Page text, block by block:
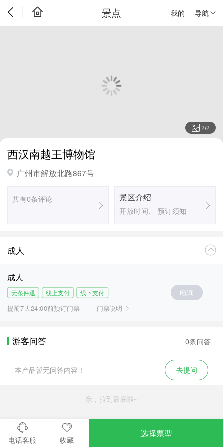
我的 导航
景点
2/2
西汉南越王博物馆
广州市解放北路867号
共有0条评论 景区介绍
开放时间、 预订须知
成人
成人
无条件退 线上支付 线下支付
提前7天24:00前预订门票 门票说明
电询
游客问答 0条问答
本产品暂无问答内容！ 去提问
亲，拉到最底啦~
电话客服 收藏
选择票型